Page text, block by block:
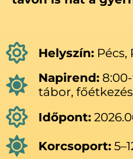
Helyszín: Pécs,
Napirend:
tábor,
Időpont:
Korcsoport: